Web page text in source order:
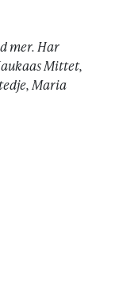
mer. Har
Mittet,
Maria